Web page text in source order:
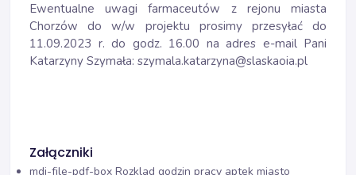
Ewentualne uwagi farmaceutów z rejonu miasta
Chorzów do w/w projektu prosimy przesyłać do
11.09.2023 r. do godz. 16.00 na adres e-mail Pani
Katarzyny Szymała: szymala.katarzyna@slaskaoia.pl
Załączniki
mdi-file-pdf-box Rozklad godzin pracy aptek miasto